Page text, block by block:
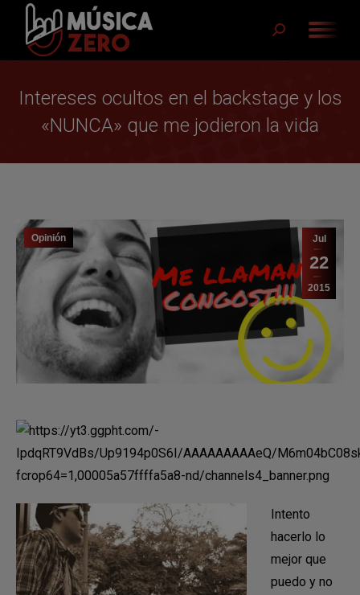
Buscar:
Intereses ocultos en el backstage y los
«NUNCA» que me jodieron la vida
Jul
22
2015
Opinión
Intento
hacerlo lo
mejor que
puedo y no